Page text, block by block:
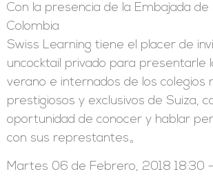
Con la presencia de la Embajada de
Colombia
Swiss Learning tiene el placer de
uncocktail privado para presentarle
verano e internados de los colegios
prestigiosos y exclusivos de Suiza,
oportunidad de conocer y hablar
con sus represtantes。
Martes 06 de Febrero, 2018 18:30